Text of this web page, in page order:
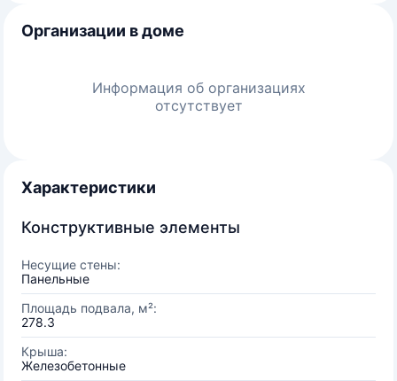
Организации в доме
Информация об организациях
отсутствует
Характеристики
Конструктивные элементы
Несущие стены:
Панельные
Площадь подвала, м²:
278.3
Крыша:
Железобетонные